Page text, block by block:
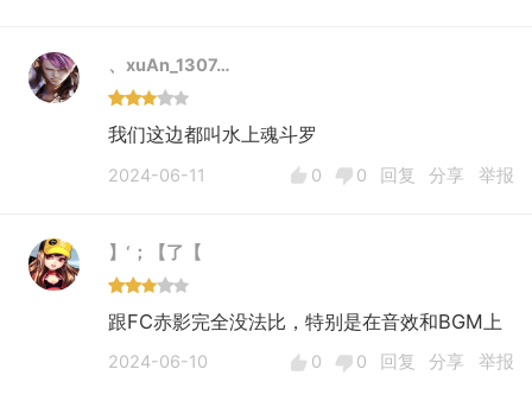
、xuAn_1307…
我们这边都叫水上魂斗罗
2024-06-11 0 0 回复 分享 举报
】‘；【了【
跟FC赤影完全没法比，特别是在音效和BGM上
2024-06-10 0 0 回复 分享 举报